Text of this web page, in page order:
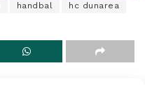
handbal hc dunarea